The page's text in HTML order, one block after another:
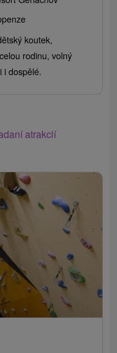
koutek,
rodinu, volný
i dospělé.
atrakcií